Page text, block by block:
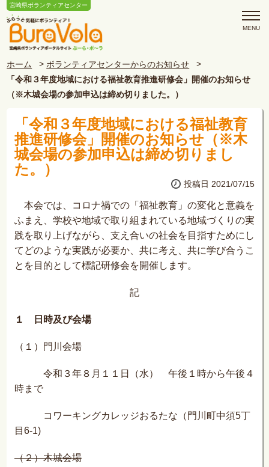
宮崎県ボランティアセンター
ホーム
ボランティアセンターからのお知らせ
「令和３年度地域における福祉教育推進研修会」開催のお知らせ
（※木城会場の参加申込は締め切りました。）
「令和３年度地域における福祉教育
推進研修会」開催のお知らせ（※木
城会場の参加申込は締め切りまし
た。）
投稿日 2021/07/15
本会では、コロナ禍での「福祉教育」の変化と意義を
ふまえ、学校や地域で取り組まれている地域づくりの実
践を取り上げながら、支え合いの社会を目指すためにし
てどのような実践が必要か、共に考え、共に学び合うこ
とを目的として標記研修会を開催します。
記
１ 日時及び会場
（１）門川会場
令和３年８月１１日（水） 午後１時から午後４
時まで
コワーキングカレッジおるたな（門川町中須5丁
目6-1)
（２）木城会場